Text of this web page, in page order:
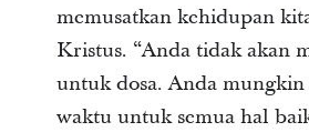
memusatkan kehidupan
Kristus. “Anda tidak akan
untuk dosa. Anda
waktu untuk semua hal